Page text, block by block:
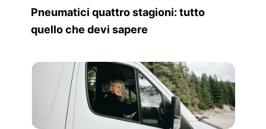
Pneumatici quattro stagioni: tutto
quello che devi sapere